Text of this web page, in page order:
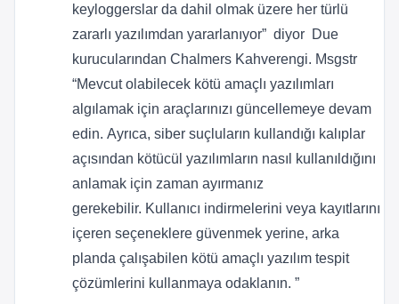
keyloggerslar da dahil olmak üzere her türlü
zararlı yazılımdan yararlanıyor” diyor Due
kurucularından Chalmers Kahverengi. Msgstr
“Mevcut olabilecek kötü amaçlı yazılımları
algılamak için araçlarınızı güncellemeye devam
edin. Ayrıca, siber suçluların kullandığı kalıplar
açısından kötücül yazılımların nasıl kullanıldığını
anlamak için zaman ayırmanız
gerekebilir. Kullanıcı indirmelerini veya kayıtlarını
içeren seçeneklere güvenmek yerine, arka
planda çalışabilen kötü amaçlı yazılım tespit
çözümlerini kullanmaya odaklanın. ”